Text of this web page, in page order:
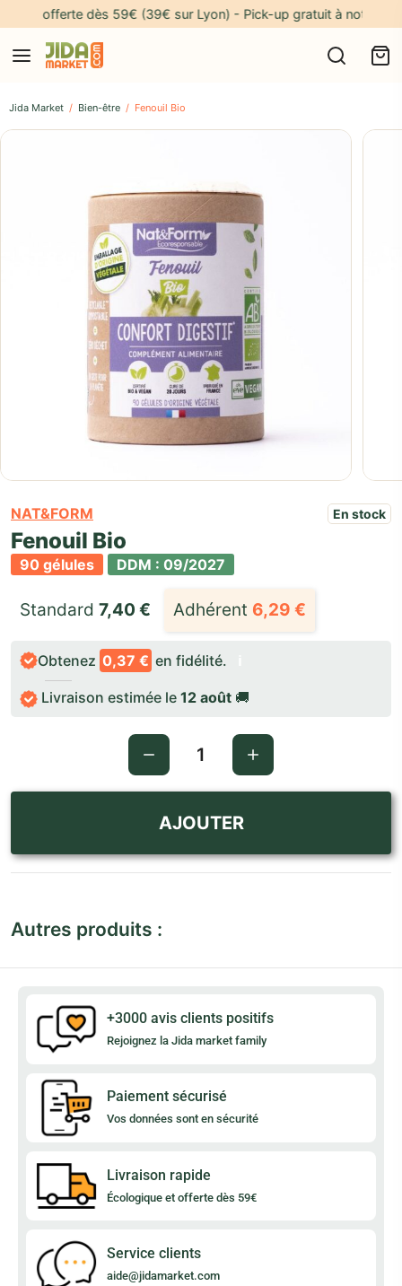
offerte dès 59€ (39€ sur Lyon) - Pick-up gratuit à notre
Jida Market / Bien-être / Fenouil Bio
NAT&FORM En stock
Fenouil Bio
90 gélules DDM : 09/2027
Standard 7,40 € Adhérent 6,29 €
Obtenez 0,37 € en fidélité.
Livraison estimée le 12 août 🚚
AJOUTER
Autres produits :
+3000 avis clients positifs
Rejoignez la Jida market family
Paiement sécurisé
Vos données sont en sécurité
Livraison rapide
Écologique et offerte dès 59€
Service clients
aide@jidamarket.com